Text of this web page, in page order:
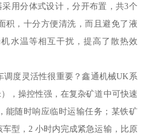
用分体式设计，分开布置，共3个
积，十分方便清洗，而且避免了液
水温等相互干扰，提高了散热效
度灵活性很重要？鑫通机械UK系
，操控性强，在复杂矿道中可快速
能随时响应临时运输任务；某铁矿
型，2 小时内完成紧急运输，比原